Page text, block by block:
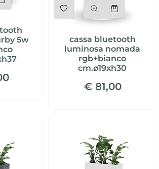
5w
cassa bluetooth
luminosa nomada
rgb+bianco
cm.ø19xh30
€ 81,00